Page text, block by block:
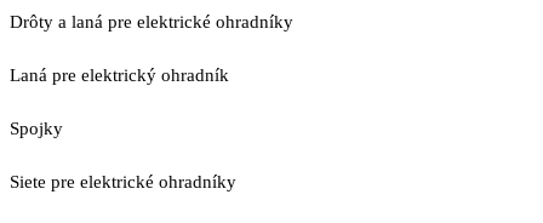
Drôty a laná pre elektrické ohradníky
Laná pre elektrický ohradník
Spojky
Siete pre elektrické ohradníky